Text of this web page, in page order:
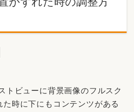
トビューに背景画像のフルスク
た時に下にもコンテンツがある